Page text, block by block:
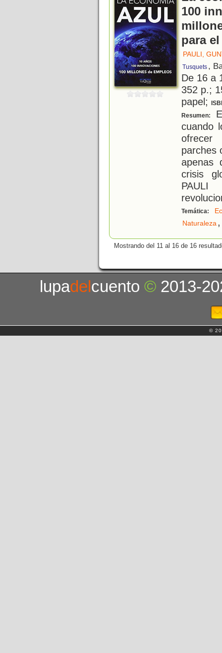
100
para
PAULI,
Tusquets ,
De 16 a
352 p.;
papel;
Resumen:
cuando
parches
apenas
crisis
Temática:
Naturaleza,
Mostrando del 11 al 16 de 16
lupadelcuento© 2013-
©